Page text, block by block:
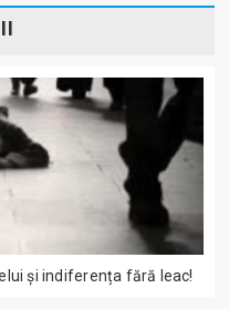
și indiferența fără leac!